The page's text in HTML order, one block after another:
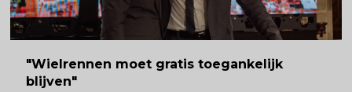
"Wielrennen moet gratis toegankelijk
blijven"